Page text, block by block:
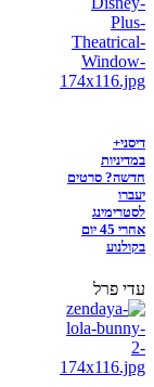
דיסני+
במדיניות
חדשה? סרטים
יעברו
לסטרימינג
אחרי 45 יום
בקולנוע
עדי פרל